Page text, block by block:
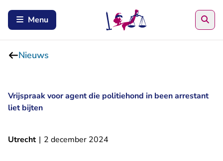
Menu
Nieuws
Vrijspraak voor agent die politiehond in been arrestant
liet bijten
Utrecht | 2 december 2024